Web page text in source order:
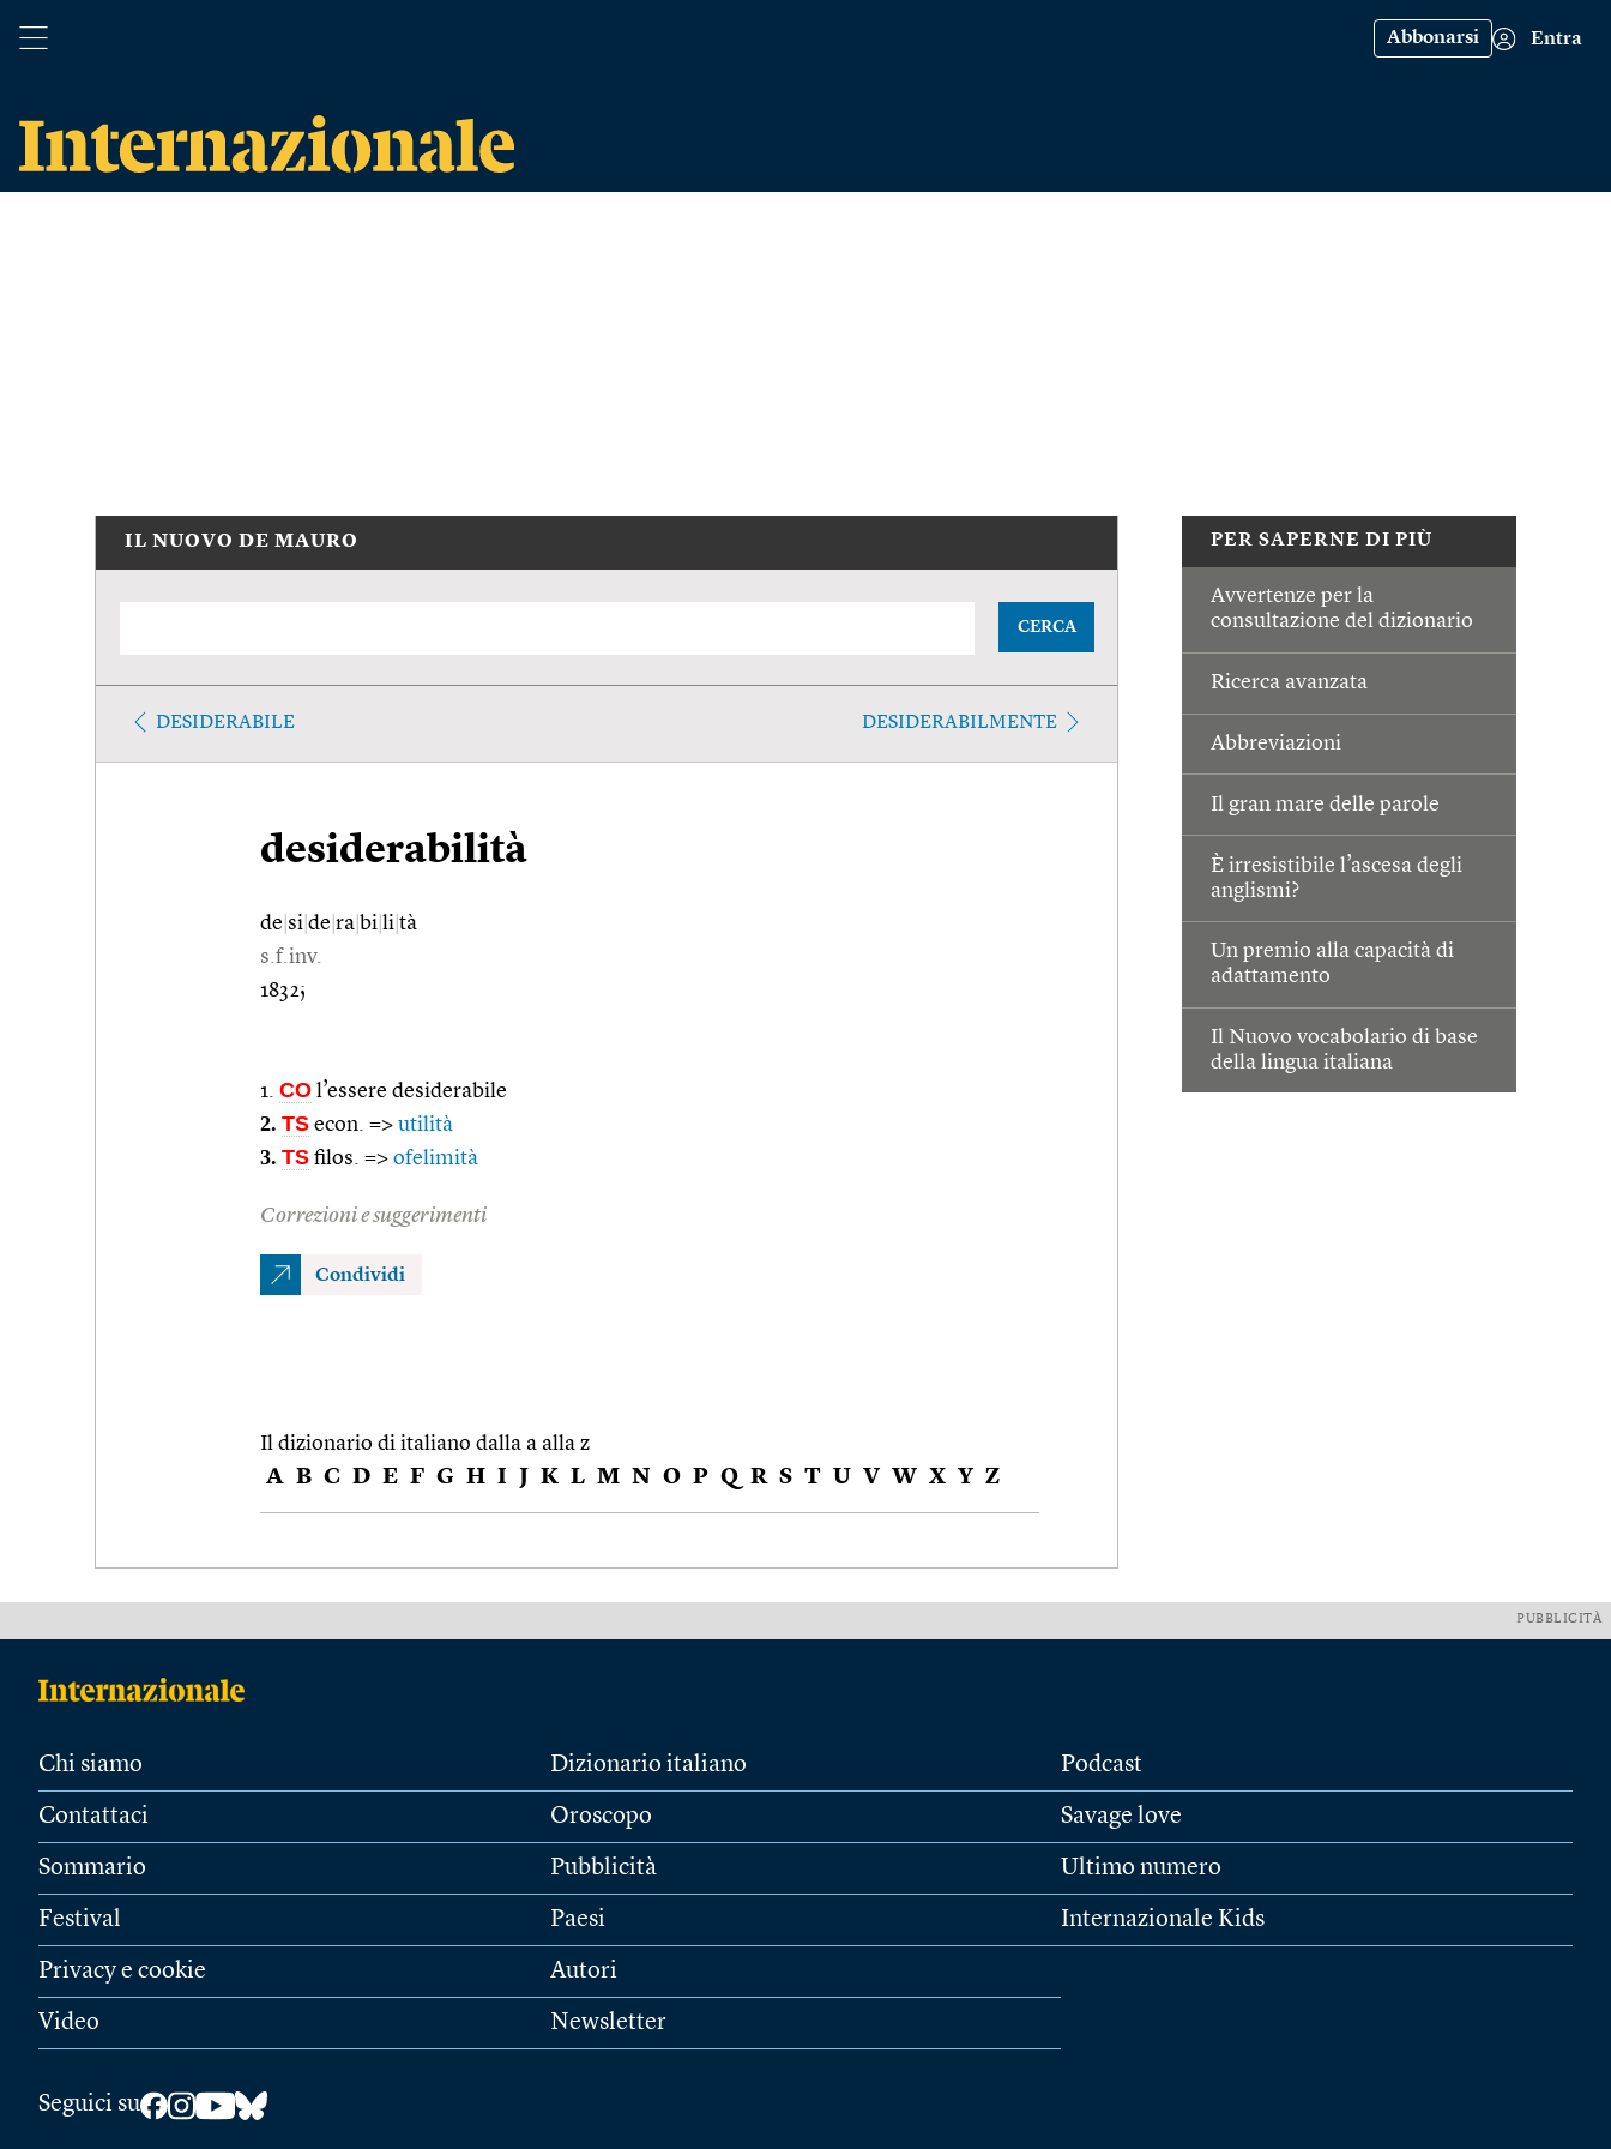
Abbonarsi Entra
PER SAPERNE DI PIÙ
Avvertenze per la
consultazione del dizionario
Ricerca avanzata
Abbreviazioni
Il gran mare delle parole
È irresistibile l’ascesa degli
anglismi?
Un premio alla capacità di
adattamento
Il Nuovo vocabolario di base
della lingua italiana
IL NUOVO DE MAURO
CERCA
DESIDERABILE DESIDERABILMENTE
desiderabilità
de si de ra bi li tà
s.f.inv.
1832;
1. CO l’essere desiderabile
2. TS econ. => utilità
3. TS filos. => ofelimità
Correzioni e suggerimenti
Condividi
Il dizionario di italiano dalla a alla z
A B C D E F G H I J K L M N O P Q R S T U V W X Y Z
PUBBLICITÀ
Chi siamo
Contattaci
Sommario
Festival
Privacy e cookie
Video
Dizionario italiano
Oroscopo
Pubblicità
Paesi
Autori
Newsletter
Podcast
Savage love
Ultimo numero
Internazionale Kids
Seguici su